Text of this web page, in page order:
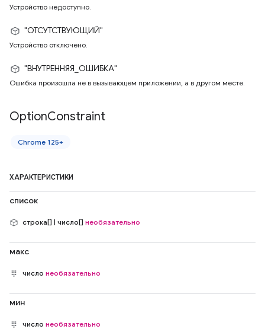
Устройство недоступно.
"ОТСУТСТВУЮЩИЙ"
Устройство отключено.
"ВНУТРЕННЯЯ_ОШИБКА"
Ошибка произошла не в вызывающем приложении, а в другом месте.
OptionConstraint
Chrome 125+
ХАРАКТЕРИСТИКИ
список
строка[] | число[] необязательно
макс
число необязательно
мин
число необязательно